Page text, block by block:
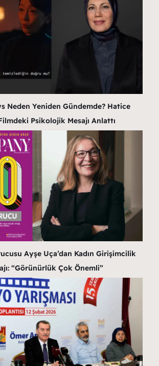
Neden Yeniden Gündemde? Hatice
Psikolojik Mesajı Anlattı
Ayşe Uça’dan Kadın Girişimcilik
“Görünürlük Çok Önemli”